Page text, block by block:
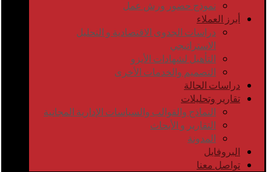
نموذج حضور ورش عمل
أبرز العملاء
دراسات الجدوى الاقتصادية و التحليل
الاستراتيجي
التأهيل لشهادات الأيزو
التصميم والخدمات الأخرى
دراسات الحالة
تقارير وتحليلات
النماذج والقوالب والسياسات الإدارية المجانية
التقارير و الأبحاث
المدونة
البروفايل
تواصل معنا